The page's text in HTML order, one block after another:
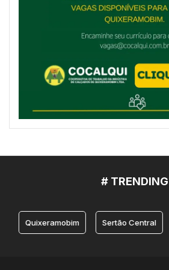
# TRENDING
Quixeramobim Sertão Central